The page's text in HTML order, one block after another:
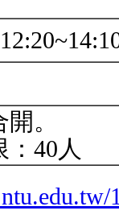
。
40人